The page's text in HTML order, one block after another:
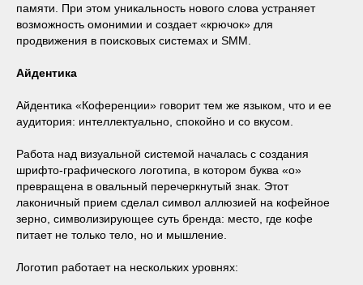
памяти. При этом уникальность нового слова устраняет
возможность омонимии и создает «крючок» для
продвижения в поисковых системах и SMM.
Айдентика
Айдентика «Коференции» говорит тем же языком, что и ее
аудитория: интеллектуально, спокойно и со вкусом.
Работа над визуальной системой началась с создания
шрифто-графического логотипа, в котором буква «о»
превращена в овальный перечеркнутый знак. Этот
лаконичный прием сделал символ аллюзией на кофейное
зерно, символизирующее суть бренда: место, где кофе
питает не только тело, но и мышление.
Логотип работает на нескольких уровнях: